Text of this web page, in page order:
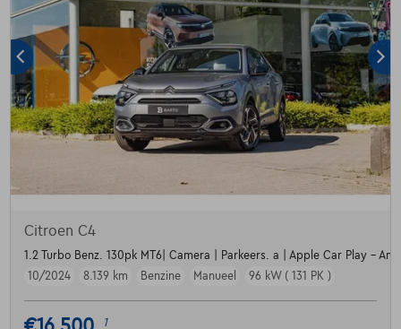
Citroen C4
1.2 Turbo Benz. 130pk MT6| Camera | Parkeers. a | Apple Car Play -
10/2024
8.139 km Benzine Manueel 96 kW ( 131 PK )
1